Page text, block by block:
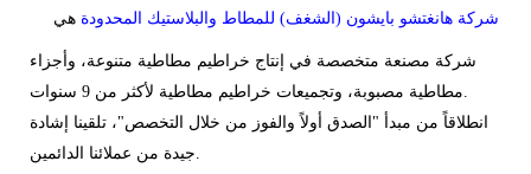
شركة هانغتشو بايشون (الشغف) للمطاط والبلاستيك المحدودة هي
شركة مصنعة متخصصة في إنتاج خراطيم مطاطية متنوعة، وأجزاء
انطلاقاً من مبدأ "الصدق أولاً والفوز من خلال التخصص"، تلقينا إشادة